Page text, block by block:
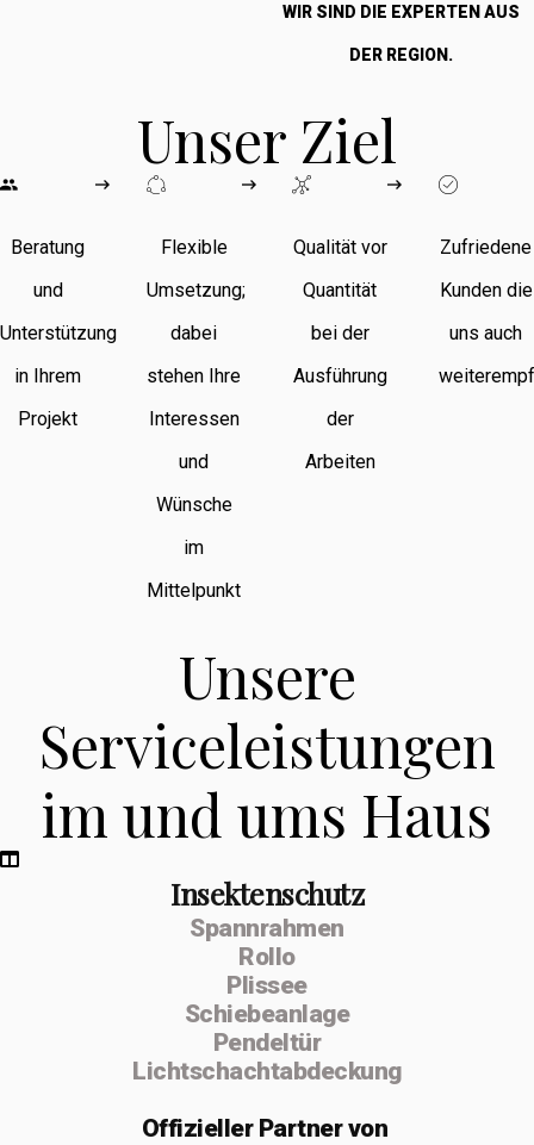
WIR SIND DIE EXPERTEN AUS
DER REGION.
Unser Ziel
Beratung
und
Unterstützung
in Ihrem
Projekt
Flexible
Umsetzung;
dabei
stehen Ihre
Interessen
und
Wünsche
im
Mittelpunkt
Qualität vor
Quantität
bei der
Ausführung
der
Arbeiten
Zufriedene
Kunden die
uns auch
Unsere
Serviceleistungen
im und ums Haus
Insektenschutz
Spannrahmen
Rollo
Plissee
Schiebeanlage
Pendeltür
Lichtschachtabdeckung
OffiziellerPartner von